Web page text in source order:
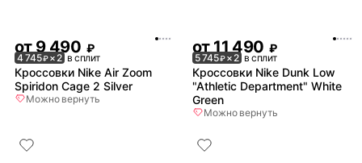
от 9 490 ₽
4 745₽× 2 в сплит
Кроссовки Nike Air Zoom
Spiridon Cage 2 Silver
Можно вернуть
от 11 490 ₽
5 745₽× 2 в сплит
Кроссовки Nike Dunk Low
"Athletic Department" White
Green
Можно вернуть